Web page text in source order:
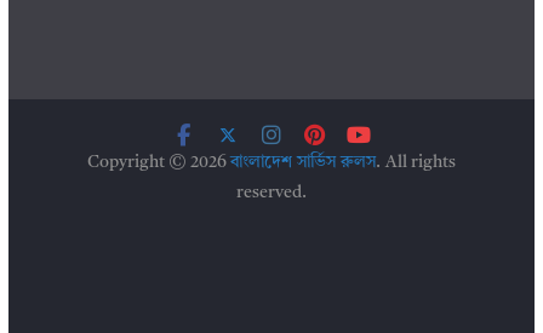
Copyright © 2026বাংলাদেশ সার্ভিস রুলস. All rights
reserved.